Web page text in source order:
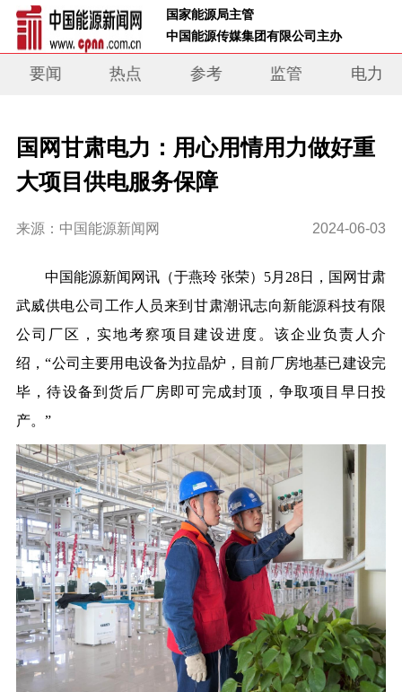
国家能源局主管
中国能源传媒集团有限公司主办
要闻 热点 参考 监管 电力
国网甘肃电力：用心用情用力做好重
大项目供电服务保障
来源：中国能源新闻网 2024-06-03
中国能源新闻网讯（于燕玲 张荣） 5月28日，国网甘肃
武威供电公司工作人员来到甘肃潮讯志向新能源科技有限
公司厂区，实地考察项目建设进度。该企业负责人介
绍，“公司主要用电设备为拉晶炉，目前厂房地基已建设完
毕，待设备到货后厂房即可完成封顶，争取项目早日投
产。”